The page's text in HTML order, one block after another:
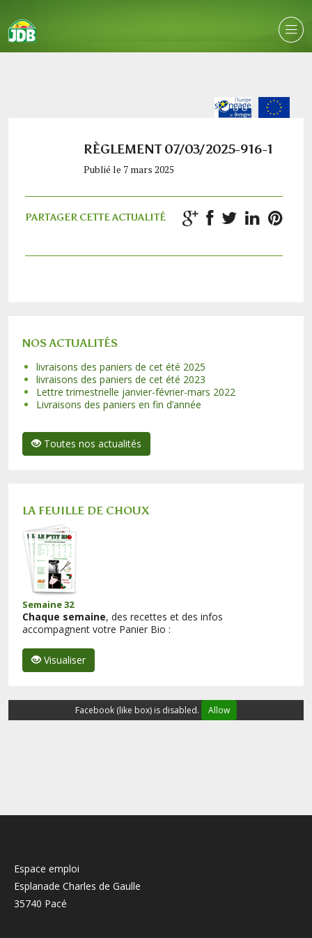
RÈGLEMENT 07/03/2025-916-1
Publié le 7 mars 2025
PARTAGER CETTE ACTUALITÉ
NOS ACTUALITÉS
livraisons des paniers de cet été 2025
livraisons des paniers de cet été 2023
Lettre trimestrielle janvier-février-mars 2022
Livraisons des paniers en fin d’année
Toutes nos actualités
LA FEUILLE DE CHOUX
Semaine 32
Chaque semaine, des recettes et des infos
accompagnent votre Panier Bio :
Visualiser
Facebook (like box) is disabled. Allow
Espace emploi
Esplanade Charles de Gaulle
35740 Pacé